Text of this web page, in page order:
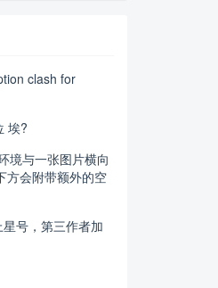
clash for
埃?
境与一张图片横向
方会附带额外的空
号，第三作者加